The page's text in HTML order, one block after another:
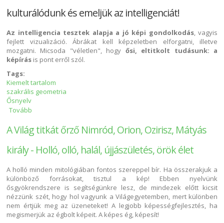
kulturálódunk és emeljük az intelligenciát!
Az intelligencia tesztek alapja a jó képi gondolkodás, vagyis
fejlett vizualizáció. Ábrákat kell képzeletben elforgatni, illetve
mozgatni. Micsoda "véletlen", hogy ősi, eltitkolt tudásunk: a
képírás is pont erről szól.
Tags:
Kiemelt tartalom
szakrális geometria
Ősnyelv
Tovább
A Világ titkát őrző Nimród, Orion, Ozirisz, Mátyás
király - Holló, olló, halál, újjászületés, örök élet
A holló minden mitológiában fontos szereppel bír. Ha összerakjuk a
különböző forrásokat, tisztul a kép! Ebben nyelvünk
ősgyökrendszere is segítségünkre lesz, de mindezek előtt kicsit
nézzünk szét, hogy hol vagyunk a Világegyetemben, mert különben
nem értjük meg az üzeneteket! A legjobb képességfejlesztés, ha
megismerjük az égbolt képeit. A képes ég, képesít!